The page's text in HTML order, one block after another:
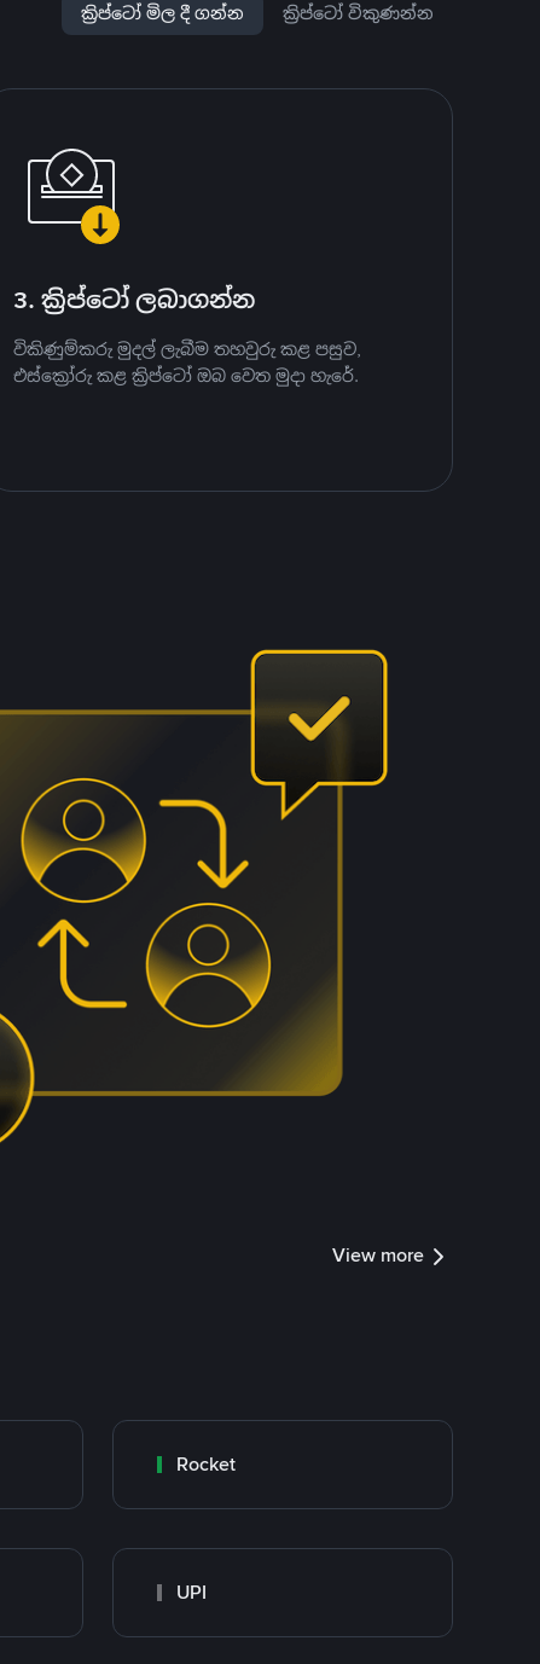
ක්‍රිප්ටෝ මිල දී ගන්න ක්‍රිප්ටෝ විකුණන්න
3. ක්‍රිප්ටෝ ලබාගන්න
විකිණුම්කරු මුදල් ලැබීම තහවුරු කළ පසුව,
එස්ක්‍රෝරු කළ ක්‍රිප්ටෝ ඔබ වෙත මුදා හැරේ.
View more
Rocket
UPI